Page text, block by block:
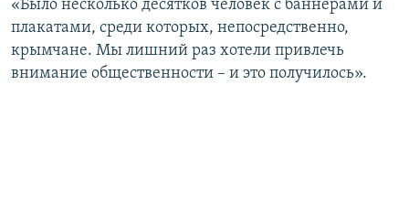
«Было несколько десятков человек с баннерами и
плакатами, среди которых, непосредственно,
крымчане. Мы лишний раз хотели привлечь
внимание общественности – и это получилось».